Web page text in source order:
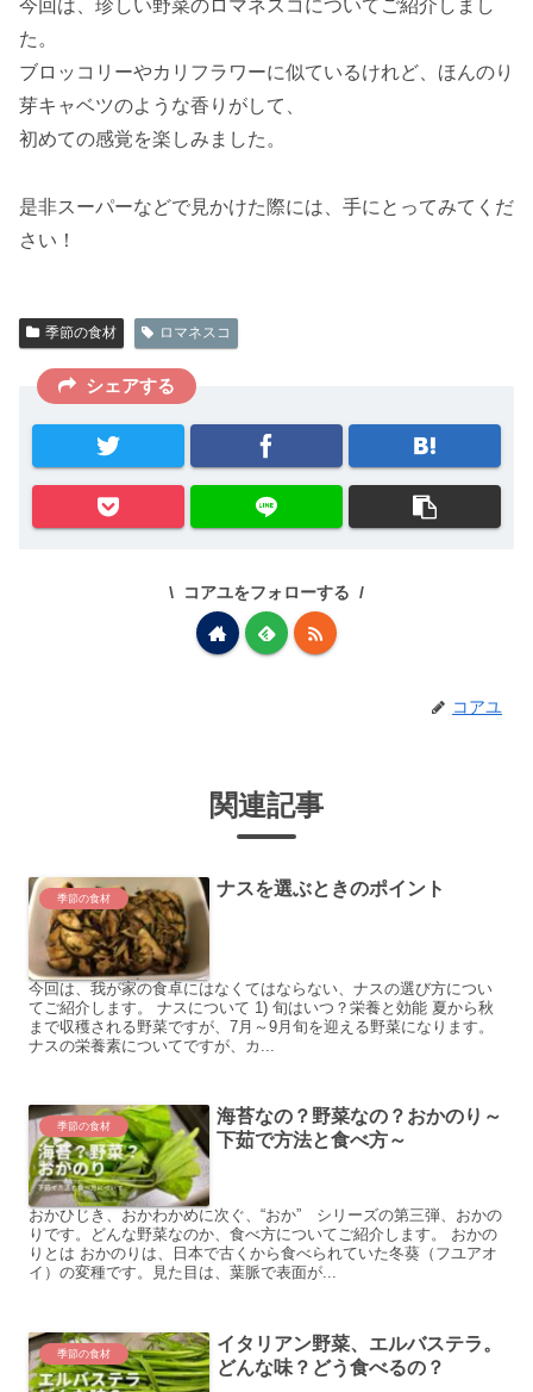
今回は、珍しい野菜のロマネスコについてご紹介しまし
た。
ブロッコリーやカリフラワーに似ているけれど、ほんのり
芽キャベツのような香りがして、
初めての感覚を楽しみました。
是非スーパーなどで見かけた際には、手にとってみてくだ
さい！
季節の食材 ロマネスコ
シェアする
コアユをフォローする
コアユ
関連記事
季節の食材 ナスを選ぶときのポイント
今回は、我が家の食卓にはなくてはならない、ナスの選び方につい
てご紹介します。 ナスについて 1) 旬はいつ？栄養と効能 夏から秋
まで収穫される野菜ですが、7月～9月旬を迎える野菜になります。
ナスの栄養素についてですが、カ...
季節の食材
海苔なの？野菜なの？おかのり～
下茹で方法と食べ方～
おかひじき、おかわかめに次ぐ、“おか” シリーズの第三弾、おかの
りです。どんな野菜なのか、食べ方についてご紹介します。 おかの
りとは おかのりは、日本で古くから食べられていた冬葵（フユアオ
イ）の変種です。見た目は、葉脈で表面が...
季節の食材
イタリアン野菜、エルバステラ。
どんな味？どう食べるの？